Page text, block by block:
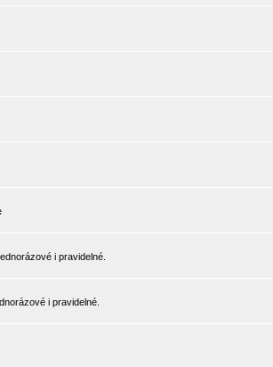
i pravidelné.
i pravidelné.